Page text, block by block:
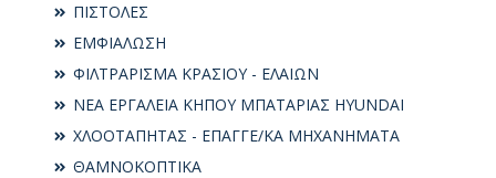
ΠΙΣΤΟΛΕΣ
ΕΜΦΙΑΛΩΣΗ
ΦΙΛΤΡΑΡΙΣΜΑ ΚΡΑΣΙΟΥ - ΕΛΑΙΩΝ
ΝΕΑ ΕΡΓΑΛΕΙΑ ΚΗΠΟΥ ΜΠΑΤΑΡΙΑΣ HYUNDAI
ΧΛΟΟΤΑΠΗΤΑΣ - ΕΠΑΓΓΕ/ΚΑ ΜΗΧΑΝΗΜΑΤΑ
ΘΑΜΝΟΚΟΠΤΙΚΑ